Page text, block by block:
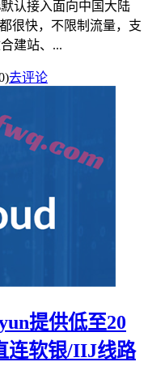
认接入面向中国大陆
很快，不限制流量，支
建站、...
去评论
提供低至20
连软银/IIJ线路